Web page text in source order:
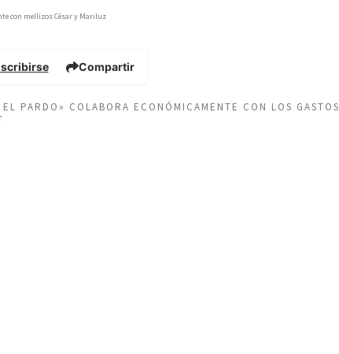
con mellizos César y Mariluz
Compartir
PARDO» COLABORA ECONÓMICAMENTE CON LOS GASTOS